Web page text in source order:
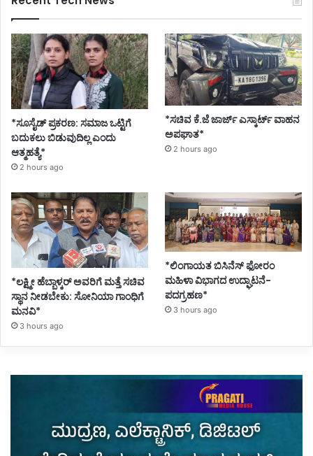
*ಸೂಸೈಡ್ ಪ್ರಕರಣ: ಸಮಾಜ ಒಟ್ಟಿಗೆ
ಬದುಕಲು ಬಿಡುವುದಿಲ್ಲ ಎಂದು
ಆತ್ಮಹತ್ಯೆ*
2 hours ago
*ಸಚಿವ ಕೆ.ಜೆ ಜಾರ್ಜ್ ಎಸ್ಕಾರ್ಟ್ ವಾಹನ
ಅಪಘಾತ*
2 hours ago
*ಲಕ್ಷ್ಮೀ ಹೆಬ್ಬಾಳ್ಕರ್ ಅವರಿಗೆ ಮತ್ತೆ ಸಚಿವ
ಸ್ಥಾನ ನೀಡಬೇಕು: ಸೋನಿಯಾ ಗಾಂಧಿಗೆ
ಮನವಿ*
3 hours ago
*ಲಿಂಗಾಯತ ಬಿಸಿನೆಸ್ ಫೋರಂ
ಮಹಿಳಾ ವಿಭಾಗದ ಉದ್ಘಾಟನೆ-
ಪದಗ್ರಹಣ*
3 hours ago